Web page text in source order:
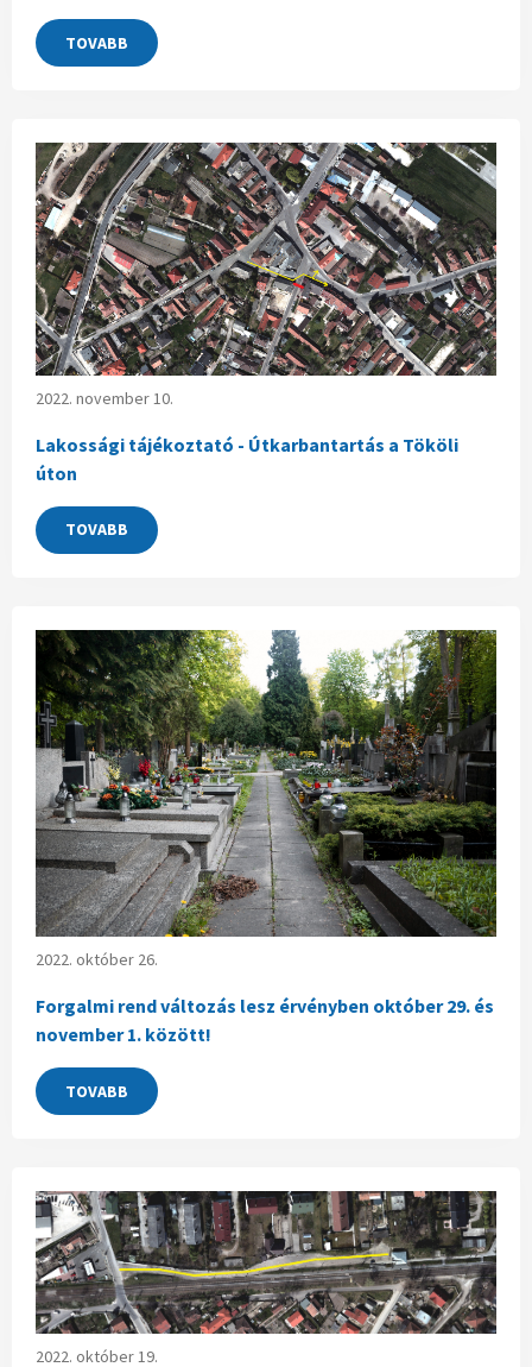
TOVABB
2022. november 10.
Lakossági tájékoztató - Útkarbantartás a Tököli
úton
TOVABB
2022. október 26.
Forgalmi rend változás lesz érvényben október 29. és
november 1. között!
TOVABB
2022. október 19.